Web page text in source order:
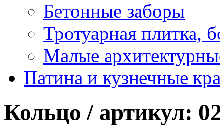
Бетонные заборы
Тротуарная плитка,
Малые
Патина и кузнечные
Кольцо / артикул: